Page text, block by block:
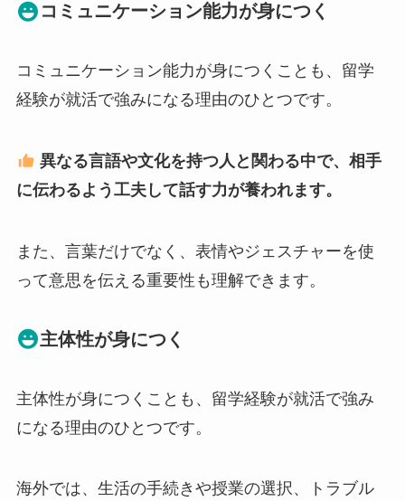
コミュニケーション能力が身につく
コミュニケーション能力が身につくことも、留学
経験が就活で強みになる理由のひとつです。
異なる言語や文化を持つ人と関わる中で、相手
に伝わるよう工夫して話す力が養われます。
また、言葉だけでなく、表情やジェスチャーを使
って意思を伝える重要性も理解できます。
主体性が身につく
主体性が身につくことも、留学経験が就活で強み
になる理由のひとつです。
海外では、生活の手続きや授業の選択、トラブル